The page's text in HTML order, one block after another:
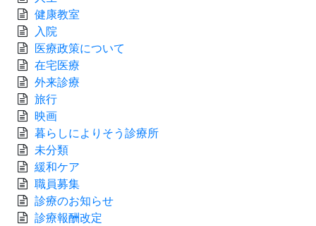
健康教室
入院
医療政策について
在宅医療
外来診療
旅行
映画
暮らしによりそう診療所
未分類
緩和ケア
職員募集
診療のお知らせ
診療報酬改定